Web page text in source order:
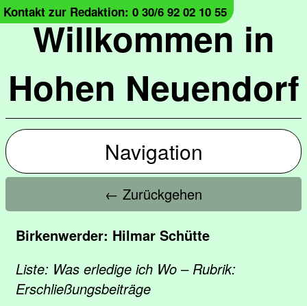
Willkommen in
Hohen Neuendorf
Kontakt zur Redaktion: 0 30/6 92 02 10 55
Navigation
← Zurückgehen
Birkenwerder: Hilmar Schütte
Liste: Was erledige ich Wo – Rubrik:
Erschließungsbeiträge